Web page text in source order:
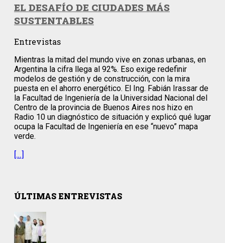
EL DESAFÍO DE CIUDADES MÁS
SUSTENTABLES
Entrevistas
Mientras la mitad del mundo vive en zonas urbanas, en
Argentina la cifra llega al 92%. Eso exige redefinir
modelos de gestión y de construcción, con la mira
puesta en el ahorro energético. El Ing. Fabián Irassar de
la Facultad de Ingeniería de la Universidad Nacional del
Centro de la provincia de Buenos Aires nos hizo en
Radio 10 un diagnóstico de situación y explicó qué lugar
ocupa la Facultad de Ingeniería en ese “nuevo” mapa
verde.
[…]
ÚLTIMAS ENTREVISTAS